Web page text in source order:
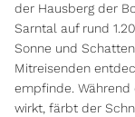
der Hausberg der
Sarntal auf rund
Sonne und
Mitreisenden
empfinde.
wirkt, färbt der